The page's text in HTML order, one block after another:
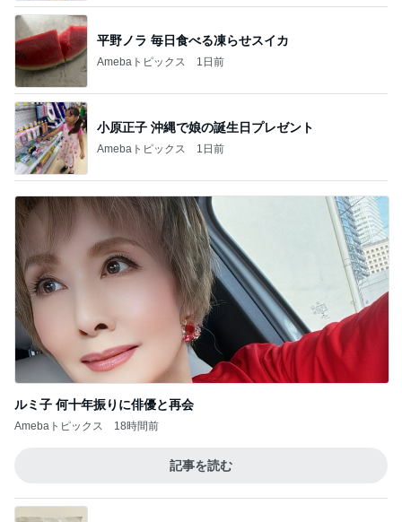
平野ノラ 毎日食べる凍らせスイカ
Amebaトピックス 1日前
小原正子 沖縄で娘の誕生日プレゼント
Amebaトピックス 1日前
ルミ子 何十年振りに俳優と再会
Amebaトピックス 18時間前
記事を読む